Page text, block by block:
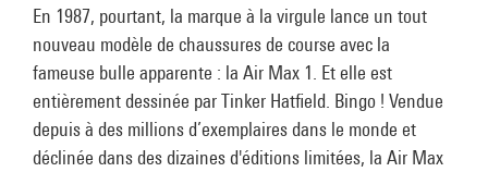
En 1987, pourtant, la marque à la virgule lance un tout
nouveau modèle de chaussures de course avec la
fameuse bulle apparente : la Air Max 1. Et elle est
entièrement dessinée par Tinker Hatfield. Bingo ! Vendue
depuis à des millions d’exemplaires dans le monde et
déclinée dans des dizaines d'éditions limitées, la Air Max